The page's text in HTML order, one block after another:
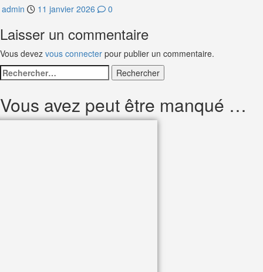
admin 11 janvier 2026 0
Laisser un commentaire
Vous devez vous connecter pour publier un commentaire.
Rechercher :
Vous avez peut être manqué …